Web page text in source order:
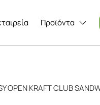
Προϊόντα
OPEN KRAFT CLUB